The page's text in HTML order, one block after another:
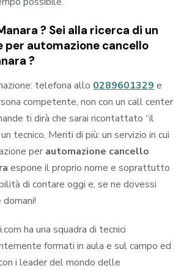
? Sei alla ricerca di un
per automazione cancello
?
telefona allo 0289601329 e
competente, non con un call center
ti dirà che sarai ricontattato “il
tecnico. Meriti di più: un servizio in cui
per automazione cancello
espone il proprio nome e soprattutto
di contare oggi e, se ne dovessi
domani!
ha una squadra di tecnici
formati in aula e sul campo ed
i leader del mondo delle